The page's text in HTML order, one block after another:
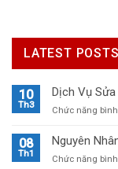
LATEST POSTS
10
Th3
Dịch Vụ Sửa
Chức năng
08
Th1
Nguyên
Chức năng